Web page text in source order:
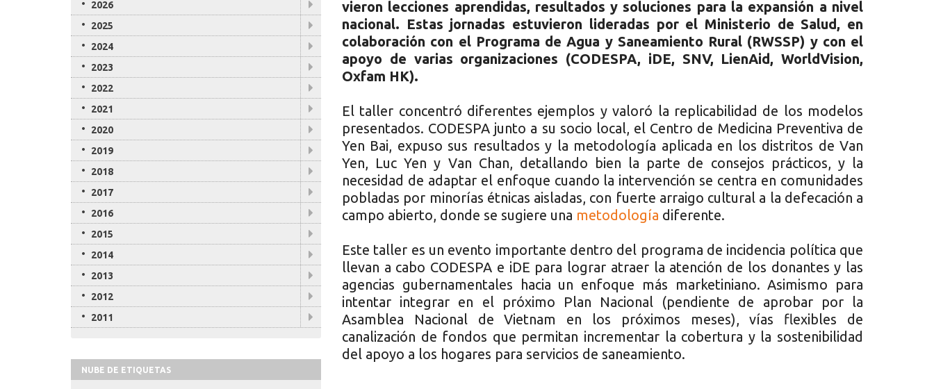
vieron lecciones aprendidas, resultados y soluciones para la expansión a nivel
nacional. Estas jornadas estuvieron lideradas por el Ministerio de Salud, en
colaboración con el Programa de Agua y Saneamiento Rural (RWSSP) y con el
apoyo de varias organizaciones (CODESPA, iDE, SNV, LienAid, WorldVision,
Oxfam HK).
El taller concentró diferentes ejemplos y valoró la replicabilidad de los modelos
presentados. CODESPA junto a su socio local, el Centro de Medicina Preventiva de
Yen Bai, expuso sus resultados y la metodología aplicada en los distritos de Van
Yen, Luc Yen y Van Chan, detallando bien la parte de consejos prácticos, y la
necesidad de adaptar el enfoque cuando la intervención se centra en comunidades
pobladas por minorías étnicas aisladas, con fuerte arraigo cultural a la defecación a
campo abierto, donde se sugiere una metodología diferente.
Este taller es un evento importante dentro del programa de incidencia política que
llevan a cabo CODESPA e iDE para lograr atraer la atención de los donantes y las
agencias gubernamentales hacia un enfoque más marketiniano. Asimismo para
intentar integrar en el próximo Plan Nacional (pendiente de aprobar por la
Asamblea Nacional de Vietnam en los próximos meses), vías flexibles de
canalización de fondos que permitan incrementar la cobertura y la sostenibilidad
del apoyo a los hogares para servicios de saneamiento.
2026
2025
2024
2023
2022
2021
2020
2019
2018
2017
2016
2015
2014
2013
2012
2011
NUBE DE ETIQUETAS